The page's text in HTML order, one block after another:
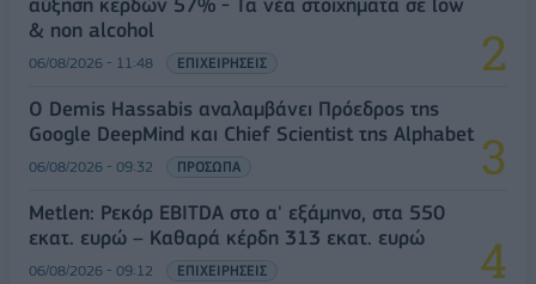
αύξηση κερδών 57% - Τα νέα στοιχήματα σε low
& non alcohol
06/08/2026 - 11:48 ΕΠΙΧΕΙΡΗΣΕΙΣ
Ο Demis Hassabis αναλαμβάνει Πρόεδρος της
Google DeepMind και Chief Scientist της Alphabet
06/08/2026 - 09:32 ΠΡΟΣΩΠΑ
Metlen: Ρεκόρ EBITDA στο α' εξάμηνο, στα 550
εκατ. ευρώ – Καθαρά κέρδη 313 εκατ. ευρώ
06/08/2026 - 09:12 ΕΠΙΧΕΙΡΗΣΕΙΣ